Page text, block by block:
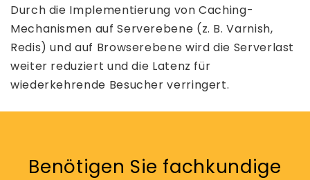
Durch die Implementierung von Caching-
Mechanismen auf Serverebene (z. B. Varnish,
Redis) und auf Browserebene wird die Serverlast
weiter reduziert und die Latenz für
wiederkehrende Besucher verringert.
Benötigen Sie fachkundige